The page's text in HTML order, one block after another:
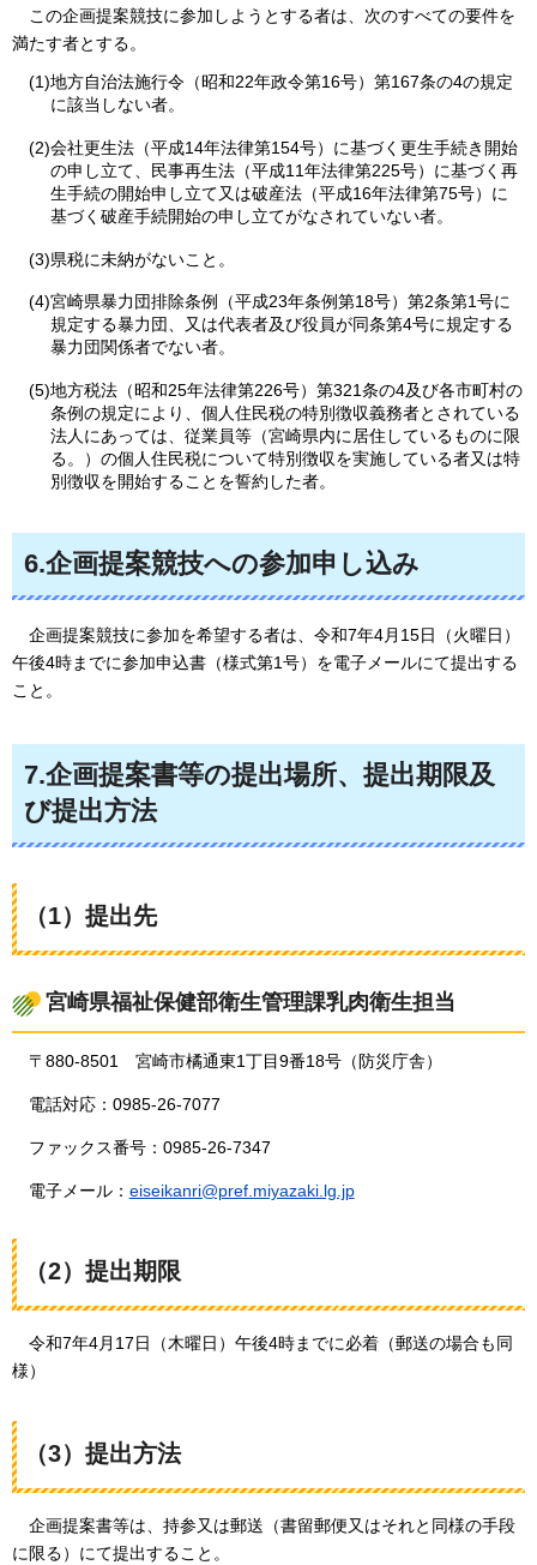
この企画提案競技に参加しようとする者は、次のすべての要件を
満たす者とする。
(1)地方自治法施行令（昭和22年政令第16号）第167条の4の規定
に該当しない者。
(2)会社更生法（平成14年法律第154号）に基づく更生手続き開始
の申し立て、民事再生法（平成11年法律第225号）に基づく再
生手続の開始申し立て又は破産法（平成16年法律第75号）に
基づく破産手続開始の申し立てがなされていない者。
(3)県税に未納がないこと。
(4)宮崎県暴力団排除条例（平成23年条例第18号）第2条第1号に
規定する暴力団、又は代表者及び役員が同条第4号に規定する
暴力団関係者でない者。
(5)地方税法（昭和25年法律第226号）第321条の4及び各市町村の
条例の規定により、個人住民税の特別徴収義務者とされている
法人にあっては、従業員等（宮崎県内に居住しているものに限
る。）の個人住民税について特別徴収を実施している者又は特
別徴収を開始することを誓約した者。
6.企画提案競技への参加申し込み
企画提案競技に参加を希望する者は、令和7年4月15日（火曜日）
午後4時までに参加申込書（様式第1号）を電子メールにて提出する
こと。
7.企画提案書等の提出場所、提出期限及
び提出方法
（1）提出先
宮崎県福祉保健部衛生管理課乳肉衛生担当
〒880-8501 宮崎市橘通東1丁目9番18号（防災庁舎）
電話対応：0985-26-7077
ファックス番号：0985-26-7347
電子メール： eiseikanri@pref.miyazaki.lg.jp
（2）提出期限
令和7年4月17日（木曜日）午後4時までに必着（郵送の場合も同
様）
（3）提出方法
企画提案書等は、 持参又は郵送（書留郵便又はそれと同様の手段
に限る）にて提出すること。